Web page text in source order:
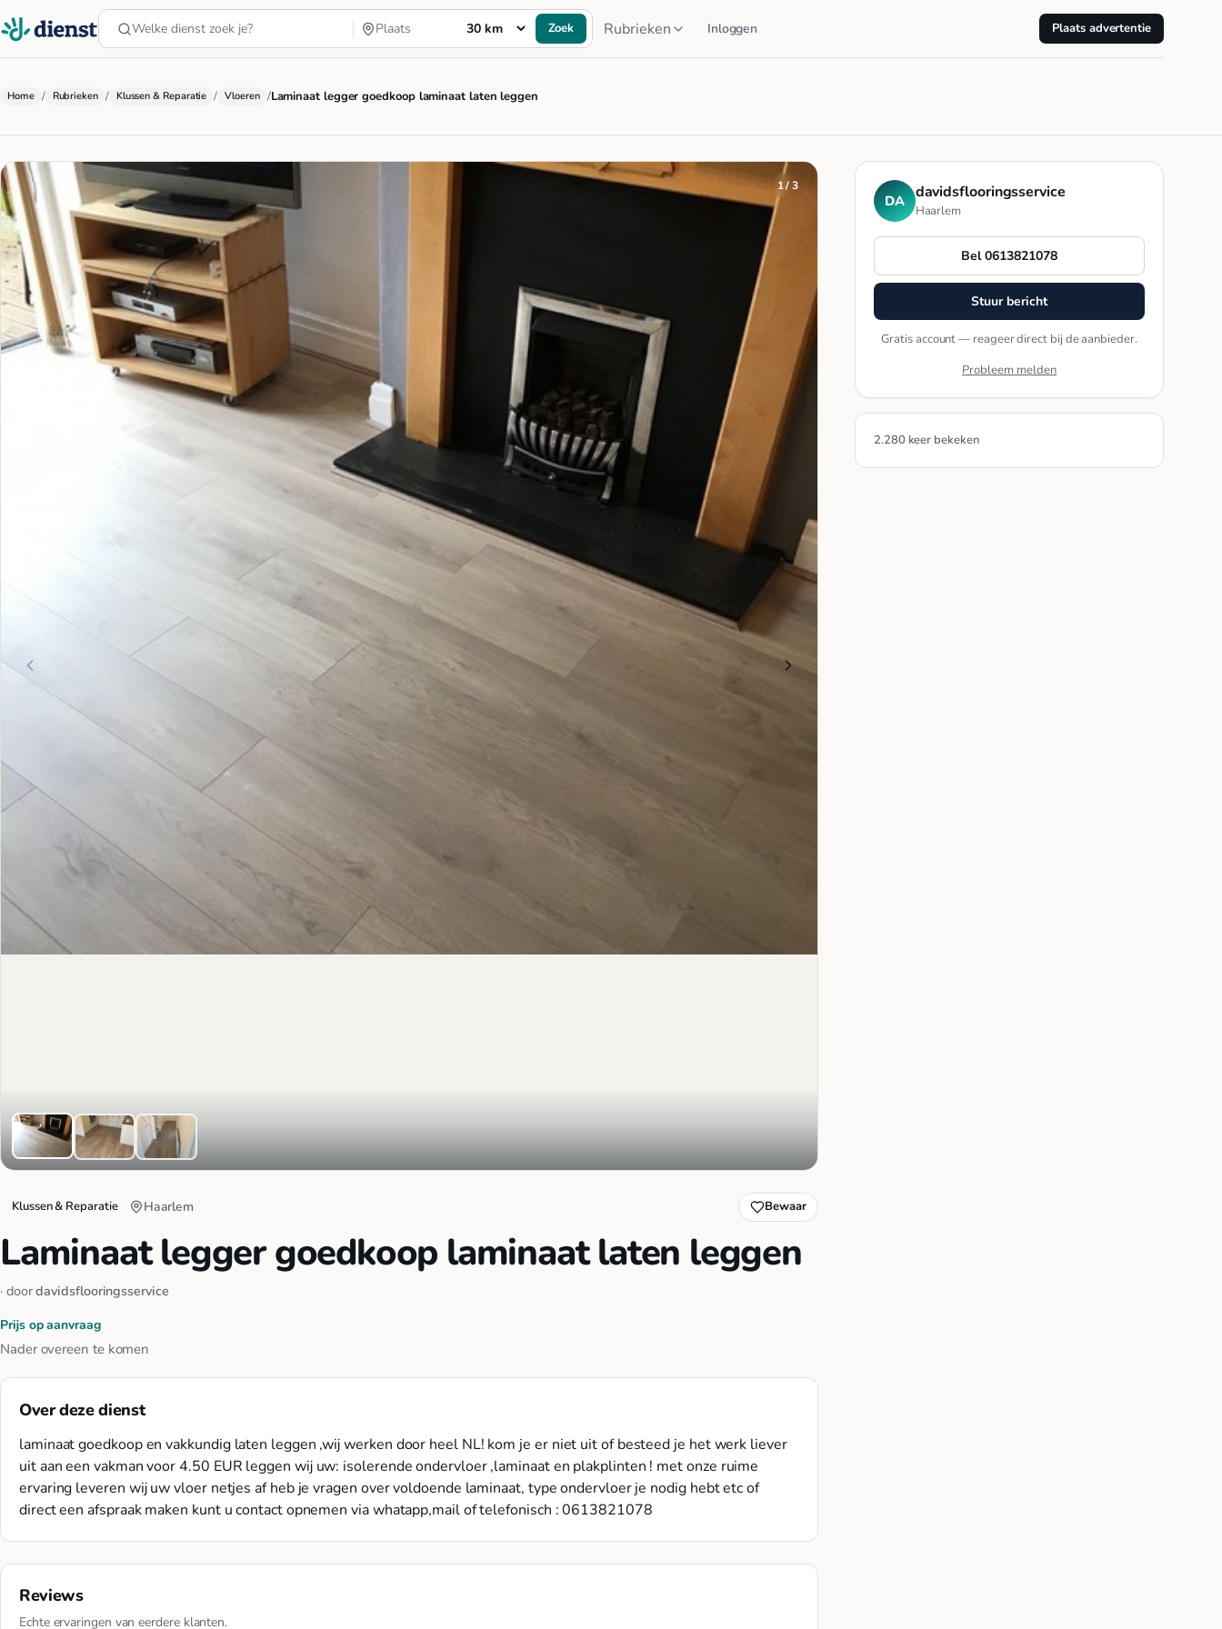
Zoek Rubrieken Inloggen Plaats advertentie
Home / Rubrieken / Klussen & Reparatie / Vloeren /Laminaat legger goedkoop laminaat laten leggen
1 / 3
Klussen & Reparatie Haarlem Bewaar
Laminaat legger goedkoop laminaat laten leggen
· doordavidsflooringsservice
Prijs op aanvraag
Nader overeen te komen
Over deze dienst
laminaat goedkoop en vakkundig laten leggen ,wij werken door heel NL! kom je er niet uit of besteed je het werk liever
uit aan een vakman voor 4.50 EUR leggen wij uw: isolerende ondervloer ,laminaat en plakplinten ! met onze ruime
ervaring leveren wij uw vloer netjes af heb je vragen over voldoende laminaat, type ondervloer je nodig hebt etc of
direct een afspraak maken kunt u contact opnemen via whatapp,mail of telefonisch : 0613821078
Reviews
Echte ervaringen van eerdere klanten.
DA davidsflooringsservice
Haarlem
Bel 0613821078
Stuur bericht
Gratis account — reageer direct bij de aanbieder.
Probleem melden
2.280 keer bekeken